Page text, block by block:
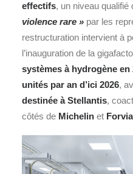
effectifs, un niveau qualifié
violence rare » par les
restructuration intervient à
l’inauguration de la
systèmes à hydrogène en
unités par an d’ici 2026,
destinée àStellantis,
côtés de Michelin et Forvia